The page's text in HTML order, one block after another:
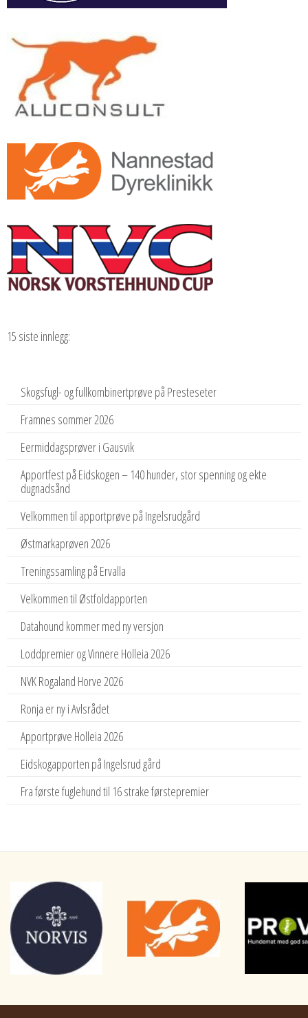
15 siste innlegg:
Skogsfugl- og fullkombinertprøve på Presteseter
Framnes sommer 2026
Eermiddagsprøver i Gausvik
Apportfest på Eidskogen – 140 hunder, stor spenning og ekte
dugnadsånd
Velkommen til apportprøve på Ingelsrudgård
Østmarkaprøven 2026
Treningssamling på Ervalla
Velkommen til Østfoldapporten
Datahound kommer med ny versjon
Loddpremier og Vinnere Holleia 2026
NVK Rogaland Horve 2026
Ronja er ny i Avlsrådet
Apportprøve Holleia 2026
Eidskogapporten på Ingelsrud gård
Fra første fuglehund til 16 strake førstepremier